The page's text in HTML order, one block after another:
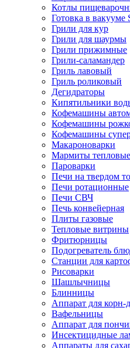
Котлы
Готовка в
Грили для кур
Грили для шаурмы
Грили прижимные
Грили-саламандер
Гриль лавовый
Гриль роликовый
Дегидраторы
Кипятильники
Кофемашины
Кофемашины
Кофемашины
Макароноварки
Мармиты тепловые
Пароварки
Печи на твердом
Печи ротационные
Печи СВЧ
Печь конвейерная
Плиты газовые
Тепловые витрины
Фритюрницы
Подогреватель
Станции для
Рисоварки
Шашлычницы
Блинницы
Аппарат для корн-
Вафельницы
Аппарат для
Инсектицидные
Аппараты для